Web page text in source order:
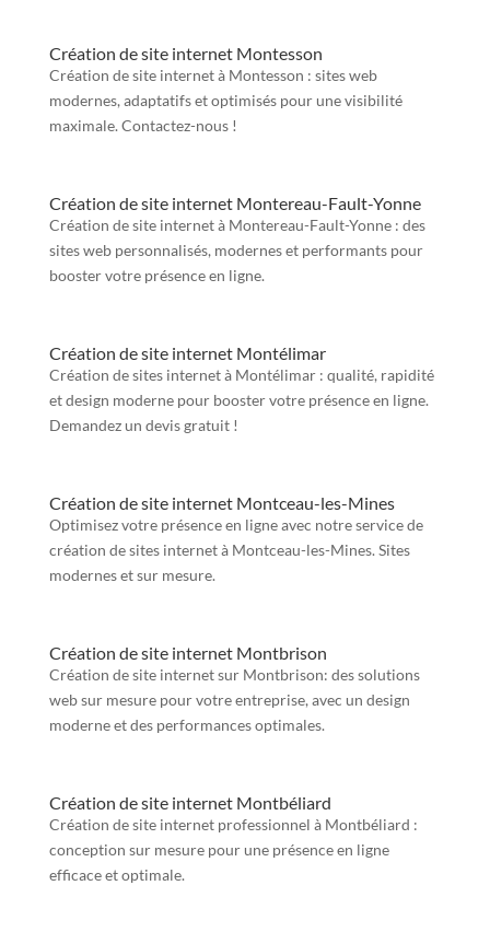
Création de site internet Montesson
Création de site internet à Montesson : sites web
modernes, adaptatifs et optimisés pour une visibilité
maximale. Contactez-nous !
Création de site internet Montereau-Fault-Yonne
Création de site internet à Montereau-Fault-Yonne : des
sites web personnalisés, modernes et performants pour
booster votre présence en ligne.
Création de site internet Montélimar
Création de sites internet à Montélimar : qualité, rapidité
et design moderne pour booster votre présence en ligne.
Demandez un devis gratuit !
Création de site internet Montceau-les-Mines
Optimisez votre présence en ligne avec notre service de
création de sites internet à Montceau-les-Mines. Sites
modernes et sur mesure.
Création de site internet Montbrison
Création de site internet sur Montbrison: des solutions
web sur mesure pour votre entreprise, avec un design
moderne et des performances optimales.
Création de site internet Montbéliard
Création de site internet professionnel à Montbéliard :
conception sur mesure pour une présence en ligne
efficace et optimale.